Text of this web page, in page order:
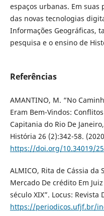
espaços urbanas. Em
das novas tecnologias
Informações Geográficas,
pesquisa e o ensino de
Referências
AMANTINO, M. “No
Eram Bem-Vindos:
Capitania do Rio De
História 26 (2):342-58.
https://doi.org/10.34019/
ALMICO, Rita de Cássia da
Mercado De crédito Em
século XIX”. Locus: Revista
https://periodicos.ufjf.br/